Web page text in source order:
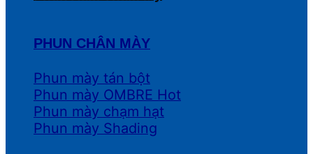
PHUN CHÂN MÀY
Phun mày tán bột
Phun mày OMBRE
Phun mày chạm hạt
Phun mày Shading